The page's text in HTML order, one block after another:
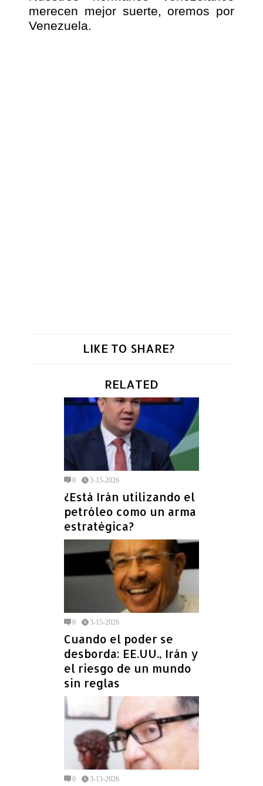
merecen mejor suerte, oremos por
Venezuela.
LIKE TO SHARE?
RELATED
0 3-15-2026
¿Está Irán utilizando el
petróleo como un arma
estratégica?
0 3-15-2026
Cuando el poder se
desborda: EE.UU., Irán y
el riesgo de un mundo
sin reglas
0 3-13-2026